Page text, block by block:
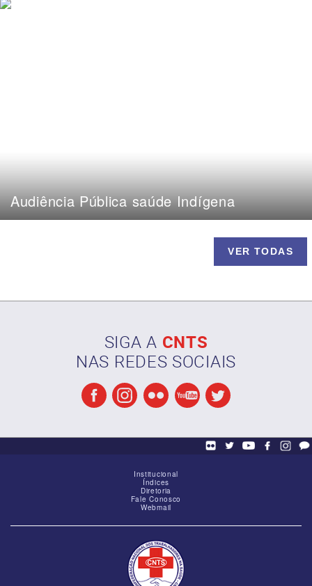
Audiência Pública saúde Indígena
VER TODAS
SIGA A CNTS
NAS REDES SOCIAIS
Institucional
Índices
Diretoria
Fale Conosco
Webmail